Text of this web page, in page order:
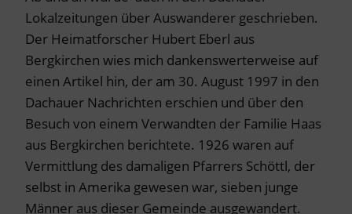
Lokalzeitungen über Auswanderer geschrieben.
Der Heimatforscher Hubert Eberl aus
Bergkirchen wies mich dankenswerterweise auf
einen Artikel hin, der am 30. August 1997 in den
Dachauer Nachrichten erschien und über den
Besuch von einem Verwandten der Familie Haas
aus Bergkirchen berichtete. 1926 waren auf
Vermittlung des damaligen Pfarrers Schöttl, der
selbst in Amerika gewesen war, sieben junge
Männer aus dieser Gemeinde ausgewandert.